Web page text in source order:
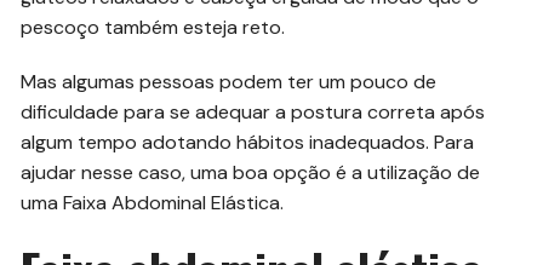
pescoço também esteja reto.
Mas algumas pessoas podem ter um pouco de
dificuldade para se adequar a postura correta após
algum tempo adotando hábitos inadequados. Para
ajudar nesse caso, uma boa opção é a utilização de
uma Faixa Abdominal Elástica.